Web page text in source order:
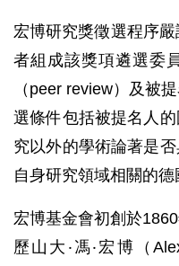
宏博研究獎徵選程序
者組成該獎項遴選委
（peer review）及被
選條件包括被提名人
究以外的學術論著是
自身研究領域相關的德
宏博基金會初創於
歷山大‧馮‧宏博（